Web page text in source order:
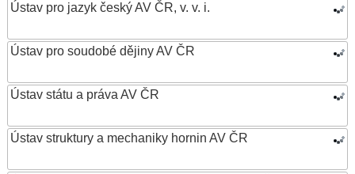
Ústav pro jazyk český AV ČR, v. v. i.
Ústav pro soudobé dějiny AV ČR
Ústav státu a práva AV ČR
Ústav struktury a mechaniky hornin AV ČR